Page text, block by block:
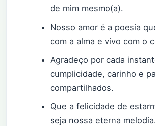
de mim mesmo(a).
Nosso amor é a poesia
com a alma e vivo com o
Agradeço por cada
cumplicidade, carinho e
compartilhados.
Que a felicidade de
seja nossa eterna